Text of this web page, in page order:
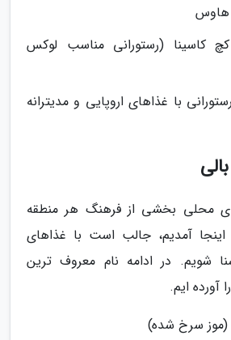
هاوس
کاسینا (رستورانی مناسب لوکس
با غذاهای اروپایی و مدیترانه
محلی بخشی از فرهنگ هر منطقه
آمدیم، جالب است با غذاهای
شویم. در ادامه نام معروف ترین
آورده ایم.
(موز سرخ شده)